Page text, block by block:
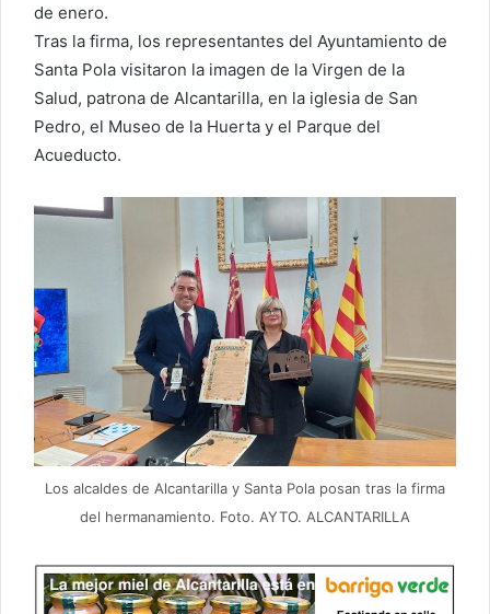
de enero.
Tras la firma, los representantes del Ayuntamiento de
Santa Pola visitaron la imagen de la Virgen de la
Salud, patrona de Alcantarilla, en la iglesia de San
Pedro, el Museo de la Huerta y el Parque del
Acueducto.
Los alcaldes de Alcantarilla y Santa Pola posan tras la firma
del hermanamiento. Foto. AYTO. ALCANTARILLA